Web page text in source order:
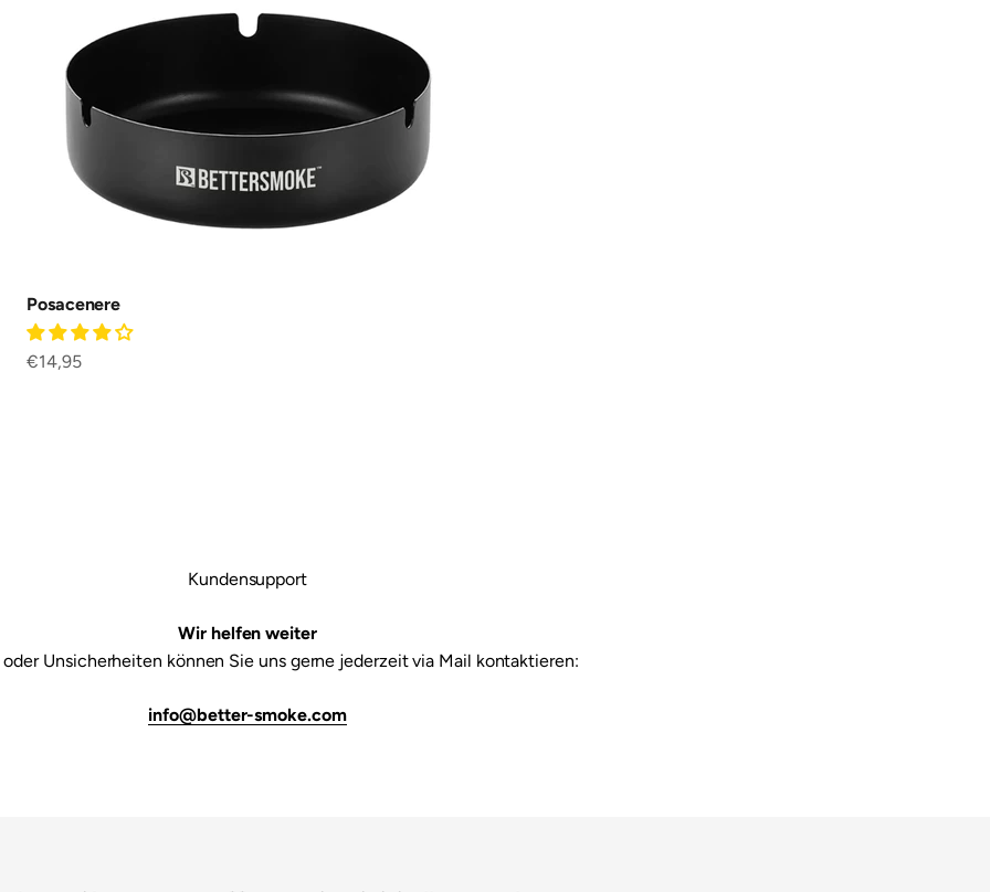
Posacenere
Prezzo scontato
€14,95
Kundensupport
Wir helfen weiter
oder Unsicherheiten können Sie uns gerne jederzeit via Mail kontaktieren:
info@better-smoke.com